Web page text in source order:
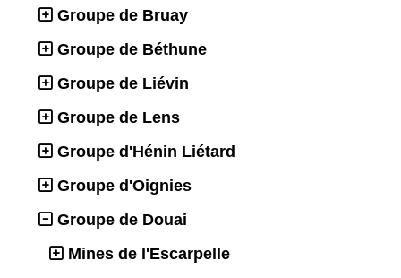
Groupe de Bruay
Groupe de Béthune
Groupe de Liévin
Groupe de Lens
Groupe d'Hénin Liétard
Groupe d'Oignies
Groupe de Douai
Mines de l'Escarpelle